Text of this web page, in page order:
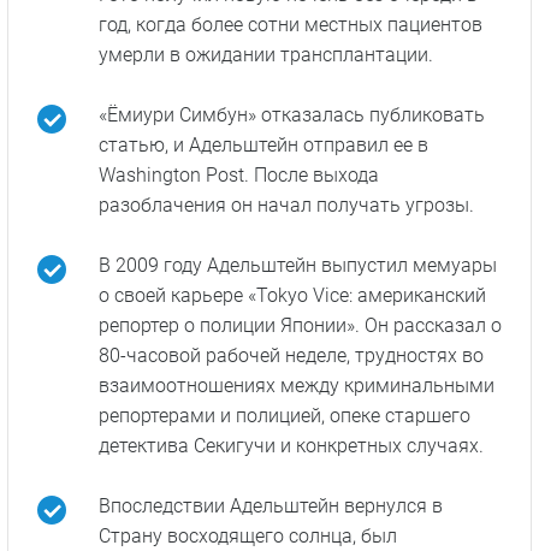
Университете Софии.
корреспондентом «Ёмиури Симбун» (Yomiuri
Shinbun), одной из пяти крупнейших газет
страны, где он проработал 12 лет.
что ФБР выдаёт визы членам якудза, имея в
виду Тадамаса Гото, который заключил
сделку с ФБР, чтобы получить въезд в
Соединенные Штаты для пересадки печени.
Гото получил новую печень без очереди в
год, когда более сотни местных пациентов
умерли в ожидании трансплантации.
«Ёмиури Симбун» отказалась публиковать
статью, и Адельштейн отправил ее в